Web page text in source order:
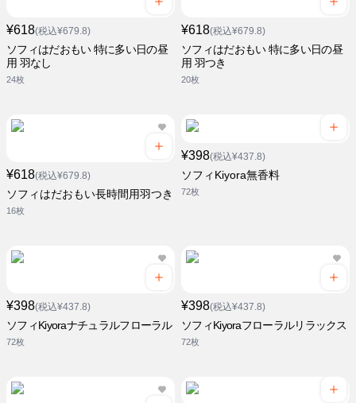
¥618(税込¥679.8)
ソフィはだおもい 特に多い日の昼
用 羽なし
24枚
¥618(税込¥679.8)
ソフィはだおもい 特に多い日の昼
用 羽つき
20枚
¥618(税込¥679.8)
ソフィはだおもい長時間用羽つき
16枚
¥398(税込¥437.8)
ソフィKiyora無香料
72枚
¥398(税込¥437.8)
ソフィKiyoraナチュラルフローラル
72枚
¥398(税込¥437.8)
ソフィKiyoraフローラルリラックス
72枚